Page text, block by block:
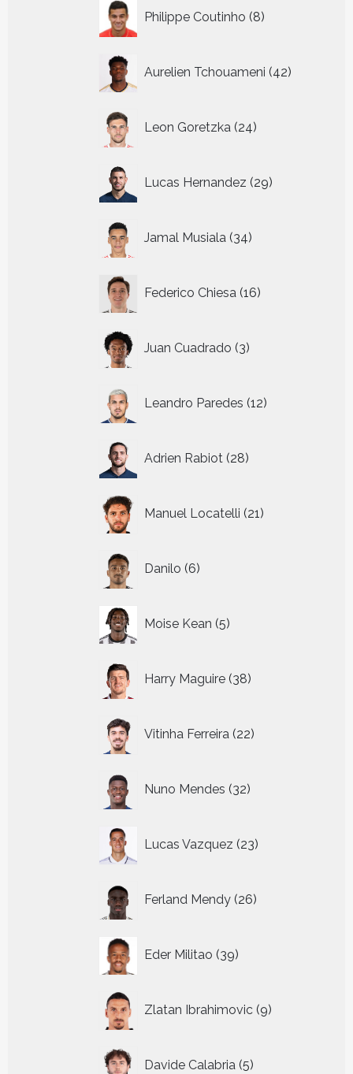
Philippe Coutinho 8
producten
Aurelien Tchouameni 42
producten
Leon Goretzka 24
producten
Lucas Hernandez 29
producten
Jamal Musiala 34
producten
Federico Chiesa 16
producten
Juan Cuadrado 3
producten
Leandro Paredes 12
producten
Adrien Rabiot 28
producten
Manuel Locatelli 21
producten
Danilo 6
producten
Moise Kean 5
producten
Harry Maguire 38
producten
Vitinha Ferreira 22
producten
Nuno Mendes 32
producten
Lucas Vazquez 23
producten
Ferland Mendy 26
producten
Eder Militao 39
producten
Zlatan Ibrahimovic 9
producten
Davide Calabria 5